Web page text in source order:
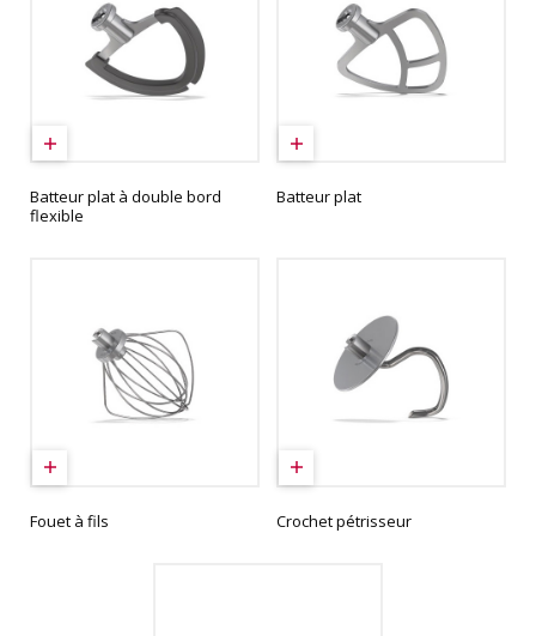
Batteur plat à double bord
flexible
Batteur plat
Fouet à fils Crochet pétrisseur